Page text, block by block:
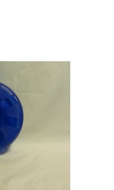
Kescher
Luftpumpen / Membranpumpen
Teichpumpen / Universalpumpen